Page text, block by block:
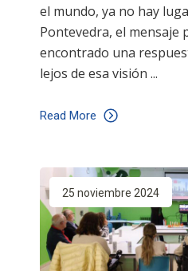
el mundo, ya no hay
Pontevedra, el mensaje
encontrado una
lejos de esa visión
Read More
25 noviembre 2024